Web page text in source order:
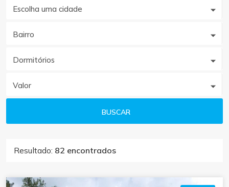
Escolha uma cidade
Bairro
Dormitórios
Valor
BUSCAR
Resultado: 82 encontrados